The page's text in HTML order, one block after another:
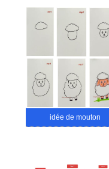
idée de mouton